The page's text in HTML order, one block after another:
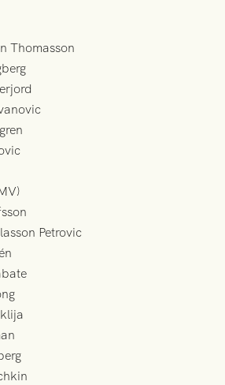
Thomasson
Petrovic